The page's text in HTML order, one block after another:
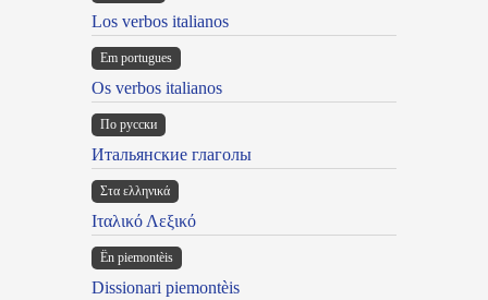
Los verbos italianos
Em portugues
Os verbos italianos
По русски
Итальянские глаголы
Στα ελληνικά
Ιταλικό Λεξικό
Ën piemontèis
Dissionari piemontèis